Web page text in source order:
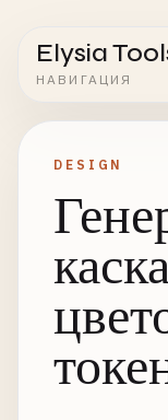
Elysia
НАВИГАЦИЯ
DESIGN